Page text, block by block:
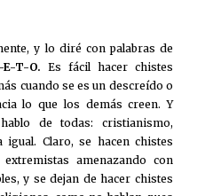
y lo diré con palabras de
E-T-O. Es fácil hacer chistes
cuando se es un descreído o
lo que los demás creen. Y
de todas: cristianismo,
Claro, se hacen chistes
amenazando con
y se dejan de hacer chistes